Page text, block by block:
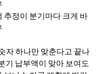
추정이 분기마다 크게 바
자 하나만 맞춘다고 끝나
기 납부액이 맞아 보여도